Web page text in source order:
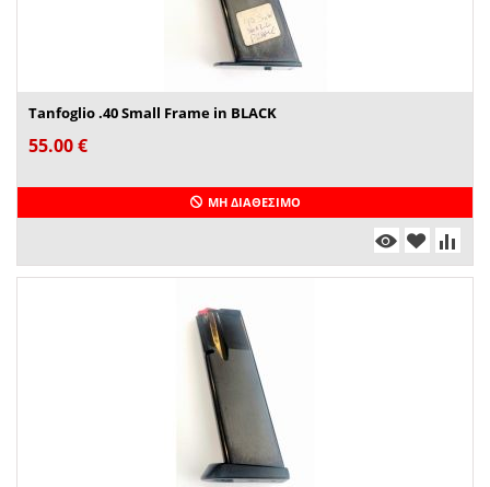
Tanfoglio .40 Small Frame in BLACK
55.00€
ΜΗ ΔΙΑΘΈΣΙΜΟ